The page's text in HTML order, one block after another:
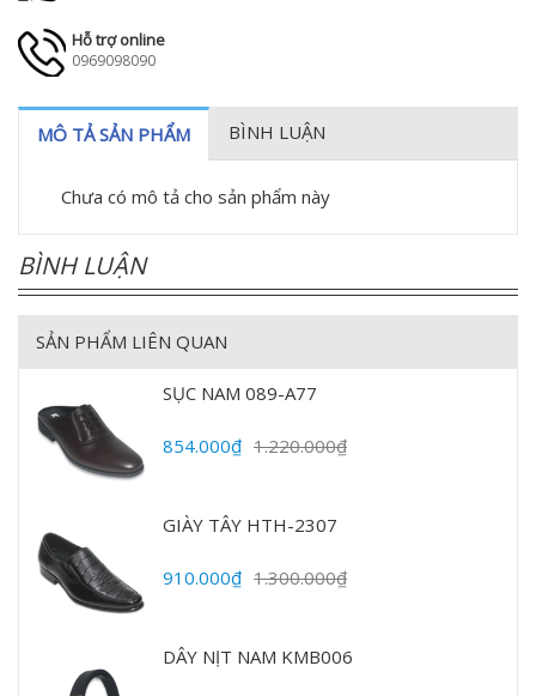
Hỗ trợ online
0969098090
MÔ TẢ SẢN PHẨM BÌNH LUẬN
Chưa có mô tả cho sản phẩm này
BÌNH LUẬN
SẢN PHẨM LIÊN QUAN
SỤC NAM 089-A77
854.000₫ 1.220.000₫
GIÀY TÂY HTH-2307
910.000₫ 1.300.000₫
DÂY NỊT NAM KMB006